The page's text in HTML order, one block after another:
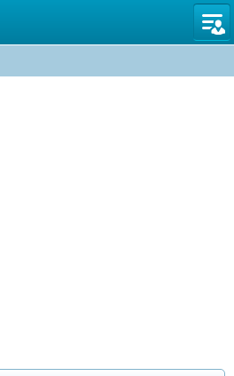
名古屋